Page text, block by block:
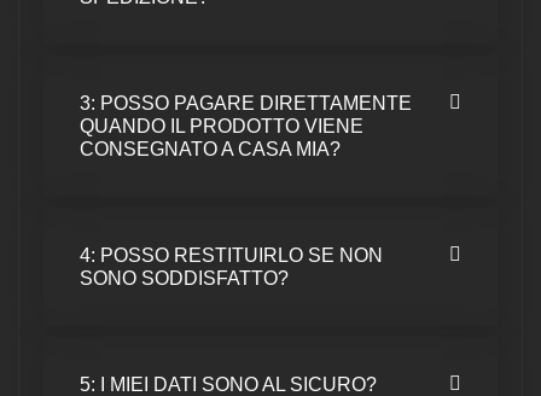
3: POSSO PAGARE DIRETTAMENTE
QUANDO IL PRODOTTO VIENE
CONSEGNATO A CASA MIA?
4: POSSO RESTITUIRLO SE NON
SONO SODDISFATTO?
5: I MIEI DATI SONO AL SICURO?